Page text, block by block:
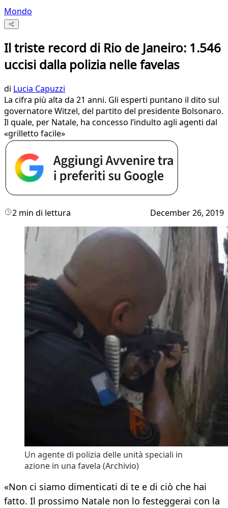
Mondo
Il triste record di Rio de Janeiro: 1.546
uccisi dalla polizia nelle favelas
di Lucia Capuzzi
La cifra più alta da 21 anni. Gli esperti puntano il dito sul
governatore Witzel, del partito del presidente Bolsonaro.
Il quale, per Natale, ha concesso l’indulto agli agenti dal
«grilletto facile»
2 min di lettura December 26, 2019
Un agente di polizia delle unità speciali in
azione in una favela (Archivio)
«Non ci siamo dimenticati di te e di ciò che hai
fatto. Il prossimo Natale non lo festeggerai con la